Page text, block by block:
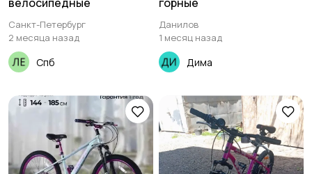
Санкт-Петербург
2 месяца назад
Спб
Данилов
1 месяц назад
Дима